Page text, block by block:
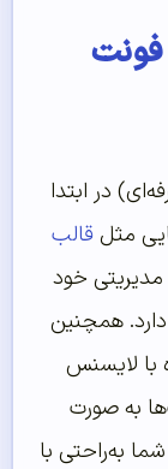
فونت
در ابتدا
مثلقالب
خود
همچنین
با لایسنس
به صورت
به‌راحتی با